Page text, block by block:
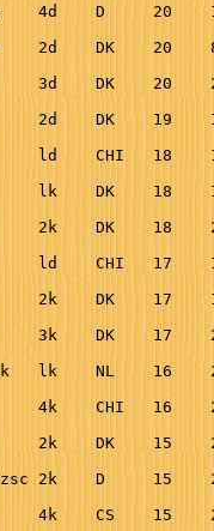
4d    D     20
2d    DK    20
3d    DK    20
2d    DK    19
ld    CHI   18
lk    DK    18
2k    DK    18
ld    CHI   17
2k    DK    17
3k    DK    17
lk    NL
4k    CHI   16
2k    DK    15
2k    D     15
4k    CS    15